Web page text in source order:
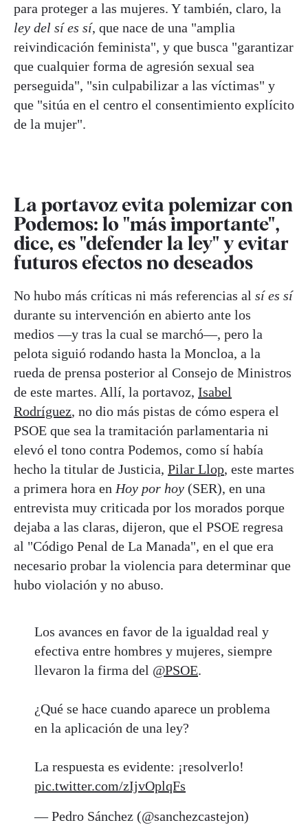
para proteger a las mujeres. Y también, claro, la
ley del sí es sí, que nace de una "amplia
reivindicación feminista", y que busca "garantizar
que cualquier forma de agresión sexual sea
perseguida", "sin culpabilizar a las víctimas" y
que "sitúa en el centro el consentimiento explícito
de la mujer".
La portavoz evita polemizar con
Podemos: lo "más importante",
dice, es "defender la ley" y evitar
futuros efectos no deseados
No hubo más críticas ni más referencias al sí es sí
durante su intervención en abierto ante los
medios —y tras la cual se marchó—, pero la
pelota siguió rodando hasta la Moncloa, a la
rueda de prensa posterior al Consejo de Ministros
de este martes. Allí, la portavoz, Isabel
Rodríguez, no dio más pistas de cómo espera el
PSOE que sea la tramitación parlamentaria ni
elevó el tono contra Podemos, como sí había
hecho la titular de Justicia, Pilar Llop, este martes
a primera hora en Hoy por hoy (SER), en una
entrevista muy criticada por los morados porque
dejaba a las claras, dijeron, que el PSOE regresa
al "Código Penal de La Manada", en el que era
necesario probar la violencia para determinar que
hubo violación y no abuso.
Los avances en favor de la igualdad real y
efectiva entre hombres y mujeres, siempre
llevaron la firma del @PSOE.
¿Qué se hace cuando aparece un problema
en la aplicación de una ley?
La respuesta es evidente: ¡resolverlo!
pic.twitter.com/zIjvOplqFs
— Pedro Sánchez (@sanchezcastejon)